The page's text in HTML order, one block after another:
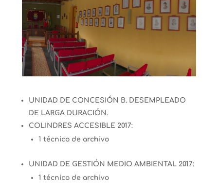
UNIDAD DE CONCESIÓN B. DESEMPLEADO
DE LARGA DURACIÓN.
COLINDRES ACCESIBLE 2017:
1 técnico de archivo
UNIDAD DE GESTIÓN MEDIO AMBIENTAL 2017:
1 técnico de archivo